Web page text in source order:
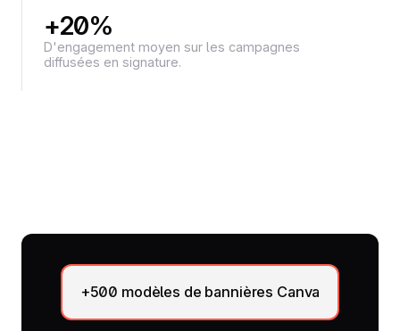
+20%
D'engagement moyen sur les campagnes
diffusées en signature.
+500 modèles de bannières Canva